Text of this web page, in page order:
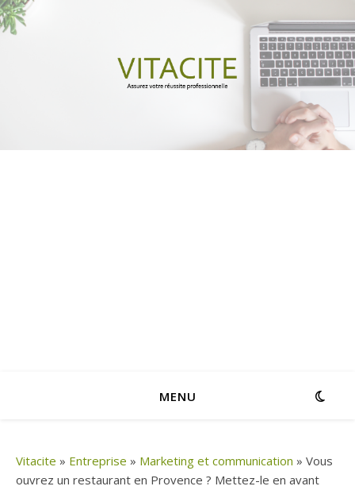
MENU
Vitacite » Entreprise » Marketing et communication » Vous
ouvrez un restaurant en Provence ? Mettez-le en avant